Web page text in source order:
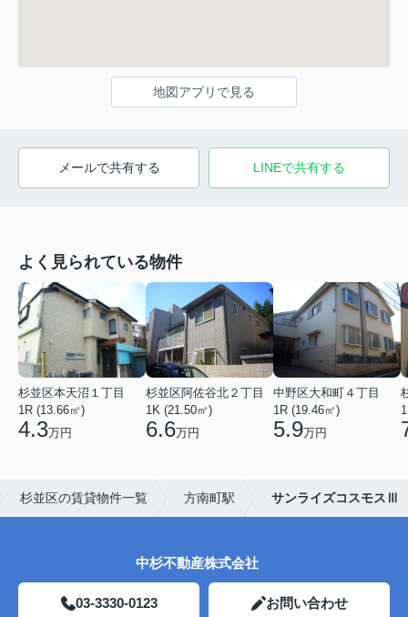
地図アプリで見る
メールで共有する LINEで共有する
よく見られている物件
杉並区本天沼１丁目
1R (13.66㎡)
4.3万円
杉並区阿佐谷北２丁目
1K (21.50㎡)
6.6万円
中野区大和町４丁目
1R (19.46㎡)
5.9万円
杉並区の賃貸物件一覧 方南町駅 サンライズコスモスⅢ
中杉不動産株式会社
03-3330-0123 お問い合わせ